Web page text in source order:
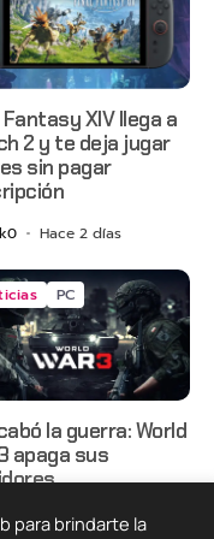
Fantasy XIV llega a
2 y te deja jugar
sin pagar
Hace 2 días
PC
la guerra: World
apaga sus
Hace 3 días
para brindarte la